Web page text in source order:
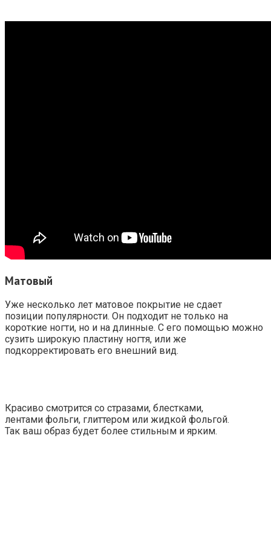
Матовый
Уже несколько лет матовое покрытие не сдает
позиции популярности. Он подходит не только на
короткие ногти, но и на длинные. С его помощью можно
сузить широкую пластину ногтя, или же
подкорректировать его внешний вид.
Красиво смотрится со стразами, блестками,
лентами фольги, глиттером или жидкой фольгой.
Так ваш образ будет более стильным и ярким.